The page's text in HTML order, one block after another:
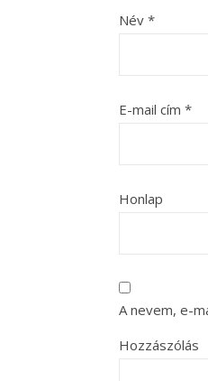
Név *
E-mail cím *
Honlap
A nevem, e-
Hozzászólás